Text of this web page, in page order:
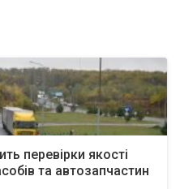
перевірки якості
та автозапчастин